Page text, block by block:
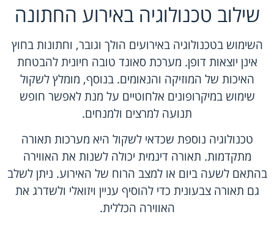
שילוב טכנולוגיה באירוע החתונה
השימוש בטכנולוגיה באירועים הולך וגובר, וחתונות בחוץ
אינן יוצאות דופן. מערכת סאונד טובה חיונית להבטחת
האיכות של המוזיקה והנאומים. בנוסף, מומלץ לשקול
שימוש במיקרופונים אלחוטיים על מנת לאפשר חופש
תנועה למרצים ולמנחים.
טכנולוגיה נוספת שכדאי לשקול היא מערכות תאורה
מתקדמות. תאורה דינמית יכולה לשנות את האווירה
בהתאם לשעה ביום או למצב הרוח של האירוע. ניתן לשלב
גם תאורה צבעונית כדי להוסיף עניין ויזואלי ולשדרג את
האווירה הכללית.